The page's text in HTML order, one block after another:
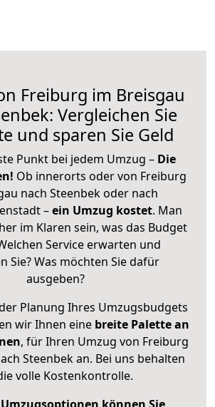
Freiburg im Breisgau
Vergleichen Sie
und sparen Sie Geld
Punkt bei jedem Umzug – Die
Ob innerorts oder von Freiburg
nach Steenbek oder nach
–ein Umzug kostet. Man
im Klaren sein, was das Budget
Service erwarten und
Sie? Was möchten Sie dafür
ausgeben?
Planung Ihres Umzugsbudgets
wir Ihnen eine breite Palette an
, für Ihren Umzug von Freiburg
Steenbek an. Bei uns behalten
volle Kostenkontrolle.